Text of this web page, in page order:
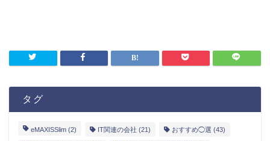
タグ
eMAXISSlim (2) IT関連の会社 (21) おすすめ◯選 (43)